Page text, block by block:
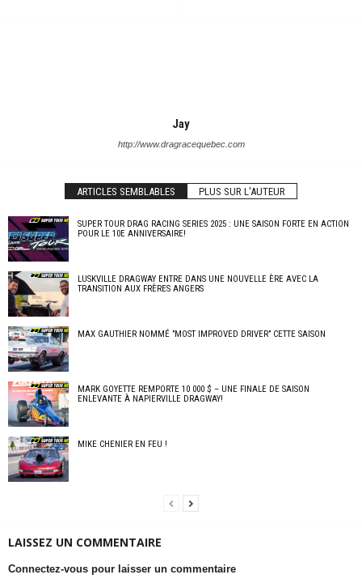
Jay
http://www.dragracequebec.com
ARTICLES SEMBLABLES PLUS SUR L'AUTEUR
SUPER TOUR DRAG RACING SERIES 2025 : UNE SAISON FORTE EN ACTION
POUR LE 10E ANNIVERSAIRE!
LUSKVILLE DRAGWAY ENTRE DANS UNE NOUVELLE ÈRE AVEC LA
TRANSITION AUX FRÈRES ANGERS
MAX GAUTHIER NOMMÉ ”MOST IMPROVED DRIVER” CETTE SAISON
MARK GOYETTE REMPORTE 10 000 $ – UNE FINALE DE SAISON
ENLEVANTE À NAPIERVILLE DRAGWAY!
MIKE CHENIER EN FEU !
LAISSEZ UN COMMENTAIRE
Connectez-vous pour laisser un commentaire